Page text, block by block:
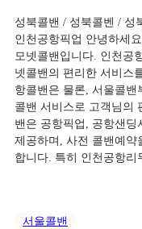
성북콜밴 / 성북콜벤 / 성
인천공항픽업 안녕하세
모넷콜밴입니다. 인천공
넷콜밴의 편리한 서비스
항콜밴은 물론, 서울콜
콜밴 서비스로 고객님의
밴은 공항픽업, 공항샌
제공하며, 사전 콜밴예약
합니다. 특히 인천공항
서울콜밴